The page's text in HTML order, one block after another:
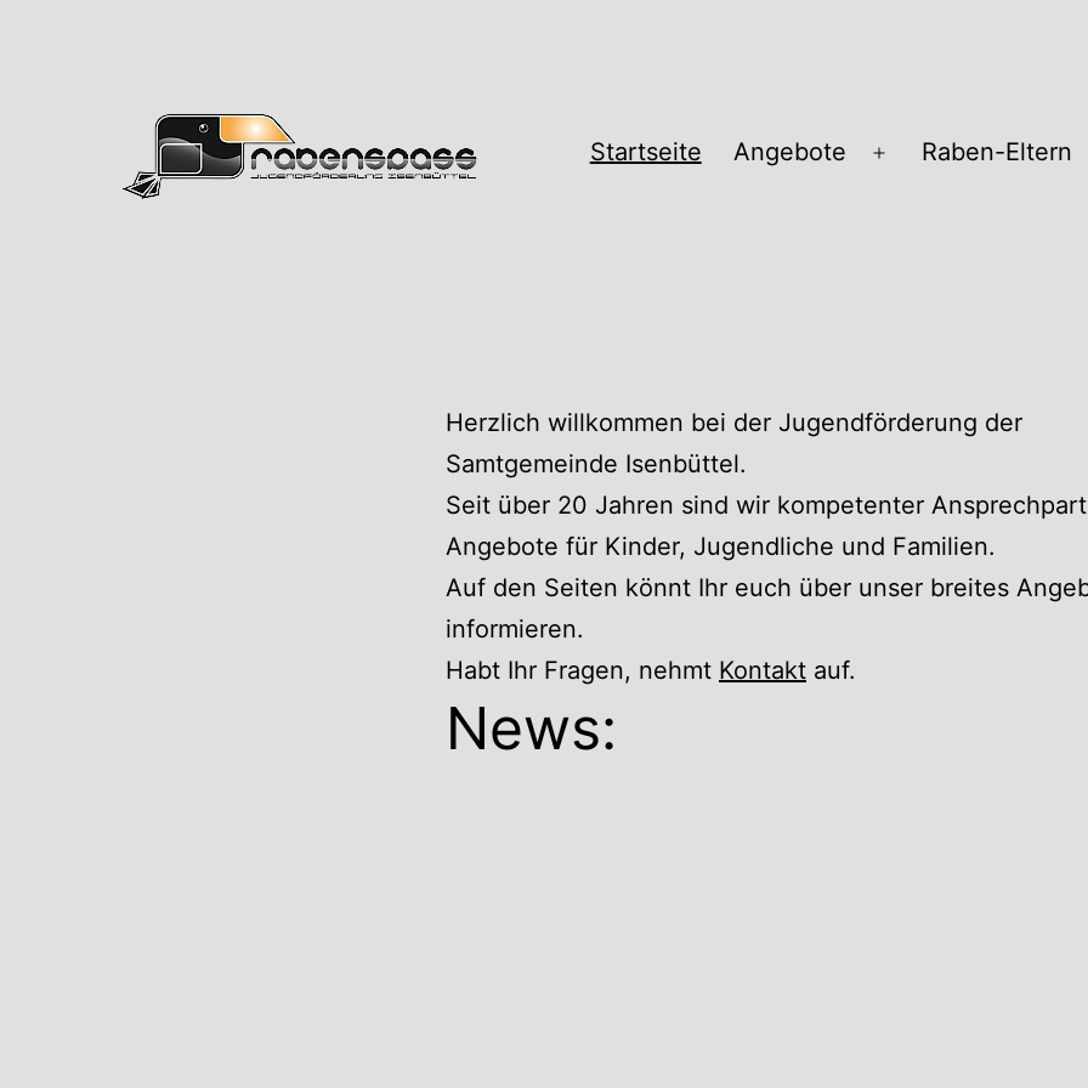
Startseite Angebote
Menü
Raben-Eltern
Herzlich willkommen bei der Jugendförderung der
Samtgemeinde Isenbüttel.
Seit über 20 Jahren sind wir kompetenter
Angebote für Kinder, Jugendliche und Familien.
Auf den Seiten könnt Ihr euch über unser breites
informieren.
Habt Ihr Fragen, nehmt Kontakt auf.
News: